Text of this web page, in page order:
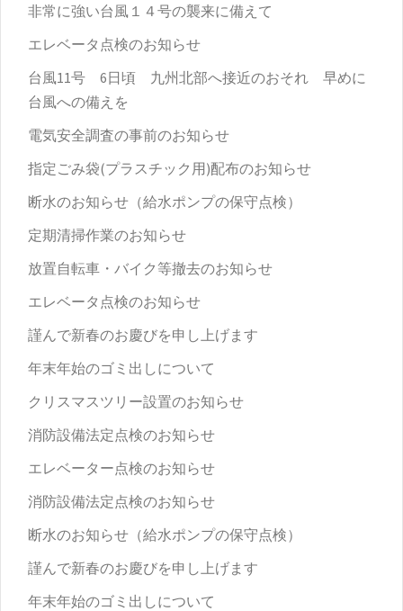
非常に強い台風１４号の襲来に備えて
エレベータ点検のお知らせ
台風11号 6日頃 九州北部へ接近のおそれ 早めに
台風への備えを
電気安全調査の事前のお知らせ
指定ごみ袋(プラスチック用)配布のお知らせ
断水のお知らせ（給水ポンプの保守点検）
定期清掃作業のお知らせ
放置自転車・バイク等撤去のお知らせ
エレベータ点検のお知らせ
謹んで新春のお慶びを申し上げます
年末年始のゴミ出しについて
クリスマスツリー設置のお知らせ
消防設備法定点検のお知らせ
エレベーター点検のお知らせ
消防設備法定点検のお知らせ
断水のお知らせ（給水ポンプの保守点検）
謹んで新春のお慶びを申し上げます
年末年始のゴミ出しについて